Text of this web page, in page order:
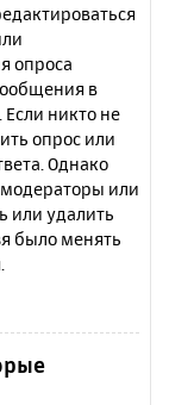
опроса
в
никто не
опрос или
Однако
модераторы или
или удалить
было менять